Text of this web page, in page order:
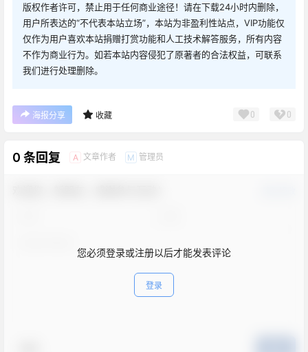
版权作者许可，禁止用于任何商业途径！请在下载24小时内删除，
用户所表达的“不代表本站立场”，本站为非盈利性站点，VIP功能仅
仅作为用户喜欢本站捐赠打赏功能和人工技术解答服务，所有内容
不作为商业行为。如若本站内容侵犯了原著者的合法权益，可联系
我们进行处理删除。
海报分享 收藏 0 0
0 条回复 A 文章作者 M 管理员
您必须登录或注册以后才能发表评论
登录